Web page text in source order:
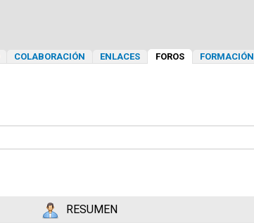
COLABORACIÓN ENLACES FOROS FORMACIÓN
RESUMEN